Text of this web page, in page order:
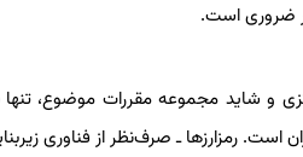
ضروری است.
و شاید مجموعه مقررات موضوع، تنها
رمزارزها ـ صرف‌نظر از فناوری